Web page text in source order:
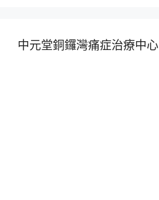
中元堂銅鑼灣痛症治療中心